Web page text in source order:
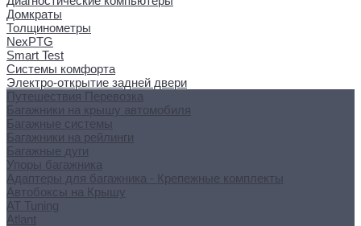
Домкраты
Толщинометры
NexPTG
Smart Test
Системы комфорта
Электро-открытие задней двери
Путешествия Перевозка
Багажники на крышу автомобиля
Багажные системы
Багажники на рейлинги
Багажные дуги
Упоры багажника
Адаптеры для багажника - Крепежные комплекты
Автобоксы на Крышу
AT Tuning
Atlant